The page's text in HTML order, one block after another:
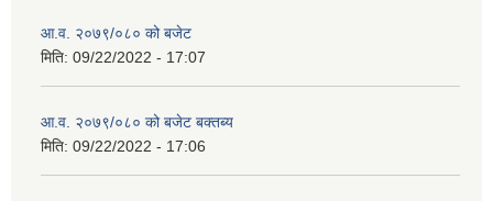
आ.व. २०७९/०८० को बजेट
मिति: 09/22/2022 - 17:07
आ.व. २०७९/०८० को बजेट बक्तब्य
मिति: 09/22/2022 - 17:06